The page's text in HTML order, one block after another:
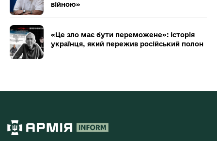
війною»
«Це зло має бути переможене»: історія
українця, який пережив російський полон